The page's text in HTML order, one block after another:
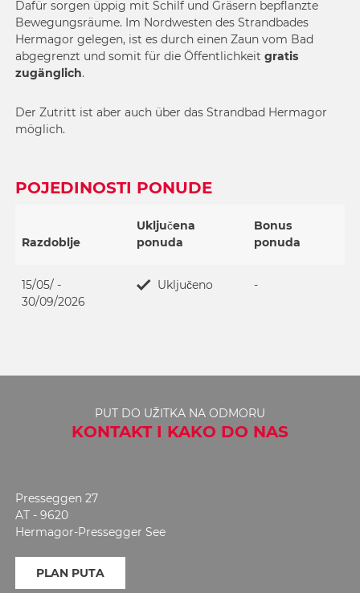
Dafür sorgen üppig mit Schilf und Gräsern bepflanzte
Bewegungsräume. Im Nordwesten des Strandbades
Hermagor gelegen, ist es durch einen Zaun vom Bad
abgegrenzt und somit für die Öffentlichkeit gratis
zugänglich.
Der Zutritt ist aber auch über das Strandbad Hermagor
möglich.
POJEDINOSTI PONUDE
Razdoblje
Uključena
ponuda
Bonus
ponuda
15/05/ -
30/09/2026
Uključeno -
PUT DO UŽITKA NA ODMORU
KONTAKT I KAKO DO NAS
Presseggen 27
AT - 9620
Hermagor-Pressegger See
PLAN PUTA